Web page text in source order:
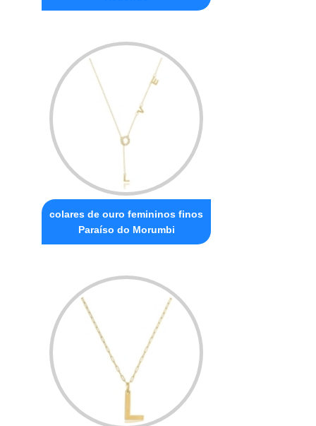
colares de ouro femininos finos
Paraíso do Morumbi